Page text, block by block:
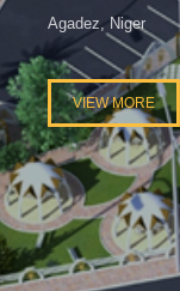
Agadez, Niger
VIEW MORE